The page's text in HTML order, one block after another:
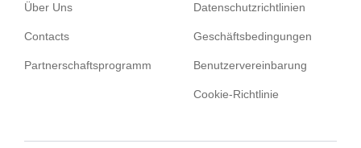
Über Uns
Contacts
Partnerschaftsprogramm
Datenschutzrichtlinien
Geschäftsbedingungen
Benutzervereinbarung
Cookie-Richtlinie